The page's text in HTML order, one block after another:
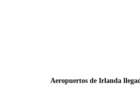
Aeropuertos de Irlanda